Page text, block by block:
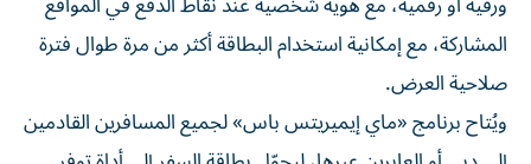
المشاركة، مع إمكانية استخدام البطاقة أكثر من مرة طوال فترة
صلاحية العرض.
ويُتاح برنامج «ماي إيميريتس باس» لجميع المسافرين القادمين